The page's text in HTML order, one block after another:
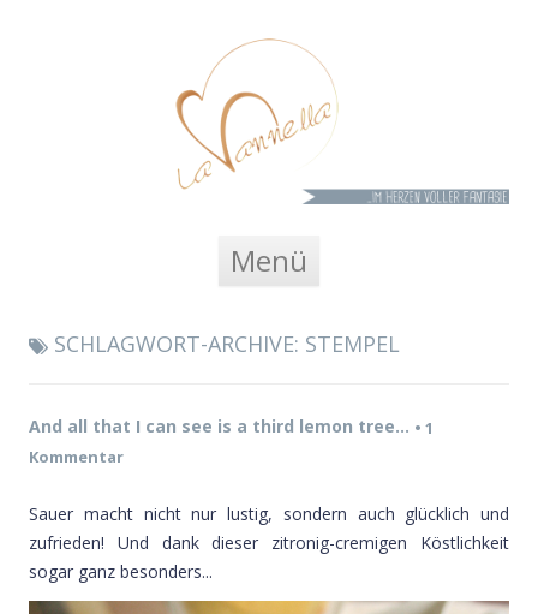
Menü
SCHLAGWORT-ARCHIVE: STEMPEL
And all that I can see is a third lemon tree… • 1
Kommentar
Sauer macht nicht nur lustig, sondern auch glücklich und
zufrieden! Und dank dieser zitronig-cremigen Köstlichkeit
sogar ganz besonders...